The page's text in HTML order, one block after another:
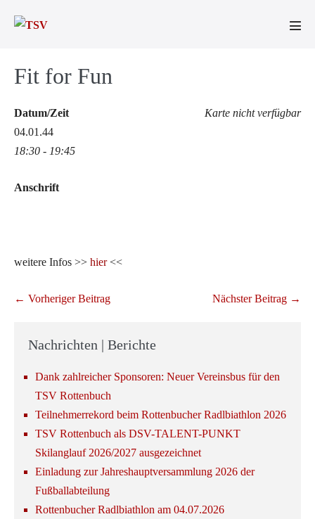
Inhalt
Fit for Fun
Karte nicht verfügbar
Datum/Zeit
04.01.44
18:30 - 19:45
Anschrift
weitere Infos >> hier<<
Beitragsnavigation
← Vorheriger Beitrag Nächster Beitrag →
Nachrichten | Berichte
Dank zahlreicher Sponsoren: Neuer Vereinsbus für den
TSV Rottenbuch
Teilnehmerrekord beim Rottenbucher Radlbiathlon 2026
TSV Rottenbuch als DSV-TALENT-PUNKT
Skilanglauf 2026/2027 ausgezeichnet
Einladung zur Jahreshauptversammlung 2026 der
Fußballabteilung
Rottenbucher Radlbiathlon am 04.07.2026